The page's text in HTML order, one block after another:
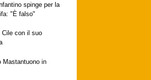
spinge per la
"È falso"
Cile con il suo
Mastantuono in